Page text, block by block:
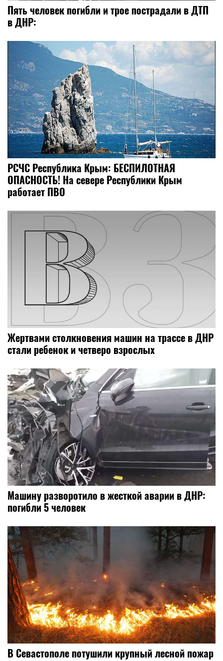
Пять человек погибли и трое пострадали в ДТП
в ДНР:
РСЧС Республика Крым: БЕСПИЛОТНАЯ
ОПАСНОСТЬ! На севере Республики Крым
работает ПВО
Жертвами столкновения машин на трассе в ДНР
стали ребенок и четверо взрослых
Машину разворотило в жесткой аварии в ДНР:
погибли 5 человек
В Севастополе потушили крупный лесной пожар